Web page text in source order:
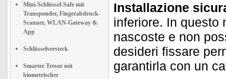
Mini-Schlüssel-Safe mit
Transponder, Fingerabdruck-
Scanner, WLAN-Gateway &
App
Schlüsselversteck
Smarter Tresor mit
biometrischer
Installazione
inferiore. In questo
nascoste e non
desideri fissare
garantirla con un